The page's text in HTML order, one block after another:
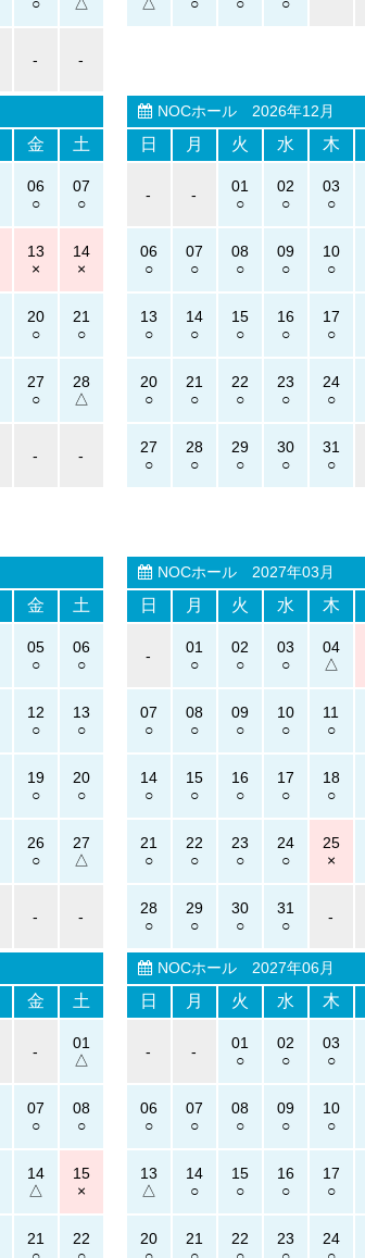
- -
金 土
06 07
13 14
20 21
27 28
- -
NOCホール 2026年12月
日 月 火 水 木
- - 01 02 03
06 07 08 09 10
13 14 15 16 17
20 21 22 23 24
27 28 29 30 31
金 土
05 06
12 13
19 20
26 27
- -
NOCホール 2027年03月
日 月 火 水 木
- 01 02 03 04
07 08 09 10 11
14 15 16 17 18
21 22 23 24 25
28 29 30 31 -
金 土
- 01
07 08
14 15
21 22
NOCホール 2027年06月
日 月 火 水 木
- - 01 02 03
06 07 08 09 10
13 14 15 16 17
20 21 22 23 24